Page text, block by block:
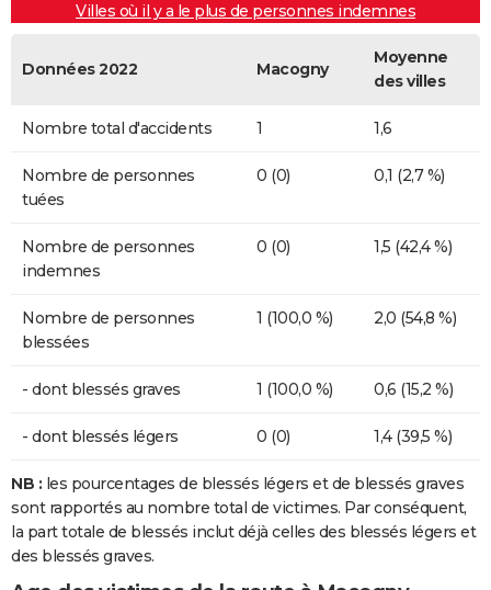
Villes où il y a le plus de personnes indemnes
Données 2022 Macogny
Moyenne
des villes
Nombre total d'accidents 1 1,6
Nombre de personnes
tuées
0 (0) 0,1 (2,7 %)
Nombre de personnes
indemnes
0 (0) 1,5 (42,4 %)
Nombre de personnes
blessées
1 (100,0 %) 2,0 (54,8 %)
- dont blessés graves 1 (100,0 %) 0,6 (15,2 %)
- dont blessés légers 0 (0) 1,4 (39,5 %)
NB : les pourcentages de blessés légers et de blessés graves
sont rapportés au nombre total de victimes. Par conséquent,
la part totale de blessés inclut déjà celles des blessés légers et
des blessés graves.